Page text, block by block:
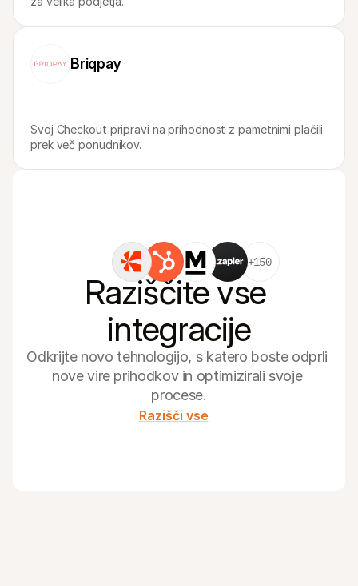
Briqpay
Svoj Checkout pripravi na prihodnost z pametnimi plačili
prek več ponudnikov.
+150
Raziščite vse
integracije
Odkrijte novo tehnologijo, s katero boste odprli
nove vire prihodkov in optimizirali svoje
procese.
Razišči vse